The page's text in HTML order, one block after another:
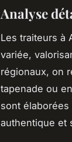
Analyse
Les traiteurs à
variée,
régionaux, on
tapenade ou
sont
authentique et